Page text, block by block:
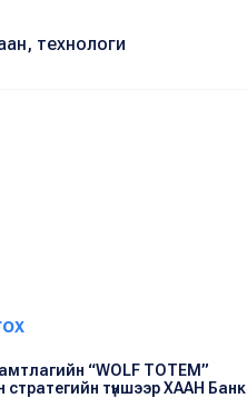
технологи
“WOLF TOTEM”
стратегийн түншээр ХААН Банк